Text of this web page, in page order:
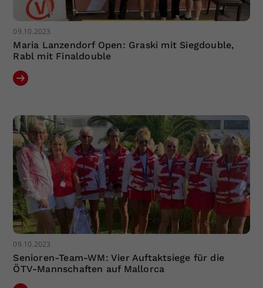
09.10.2023
Maria Lanzendorf Open: Graski mit Siegdouble,
Rabl mit Finaldouble
09.10.2023
Senioren-Team-WM: Vier Auftaktsiege für die
ÖTV-Mannschaften auf Mallorca